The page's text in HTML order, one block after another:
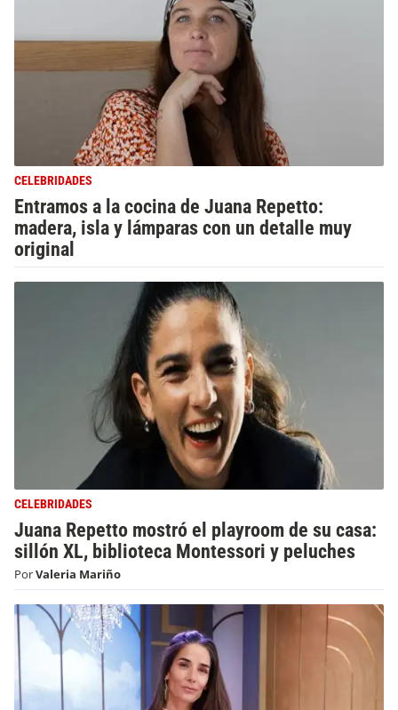
CELEBRIDADES
Entramos a la cocina de Juana Repetto:
madera, isla y lámparas con un detalle muy
original
CELEBRIDADES
Juana Repetto mostró el playroom de su casa:
sillón XL, biblioteca Montessori y peluches
PorValeria Mariño